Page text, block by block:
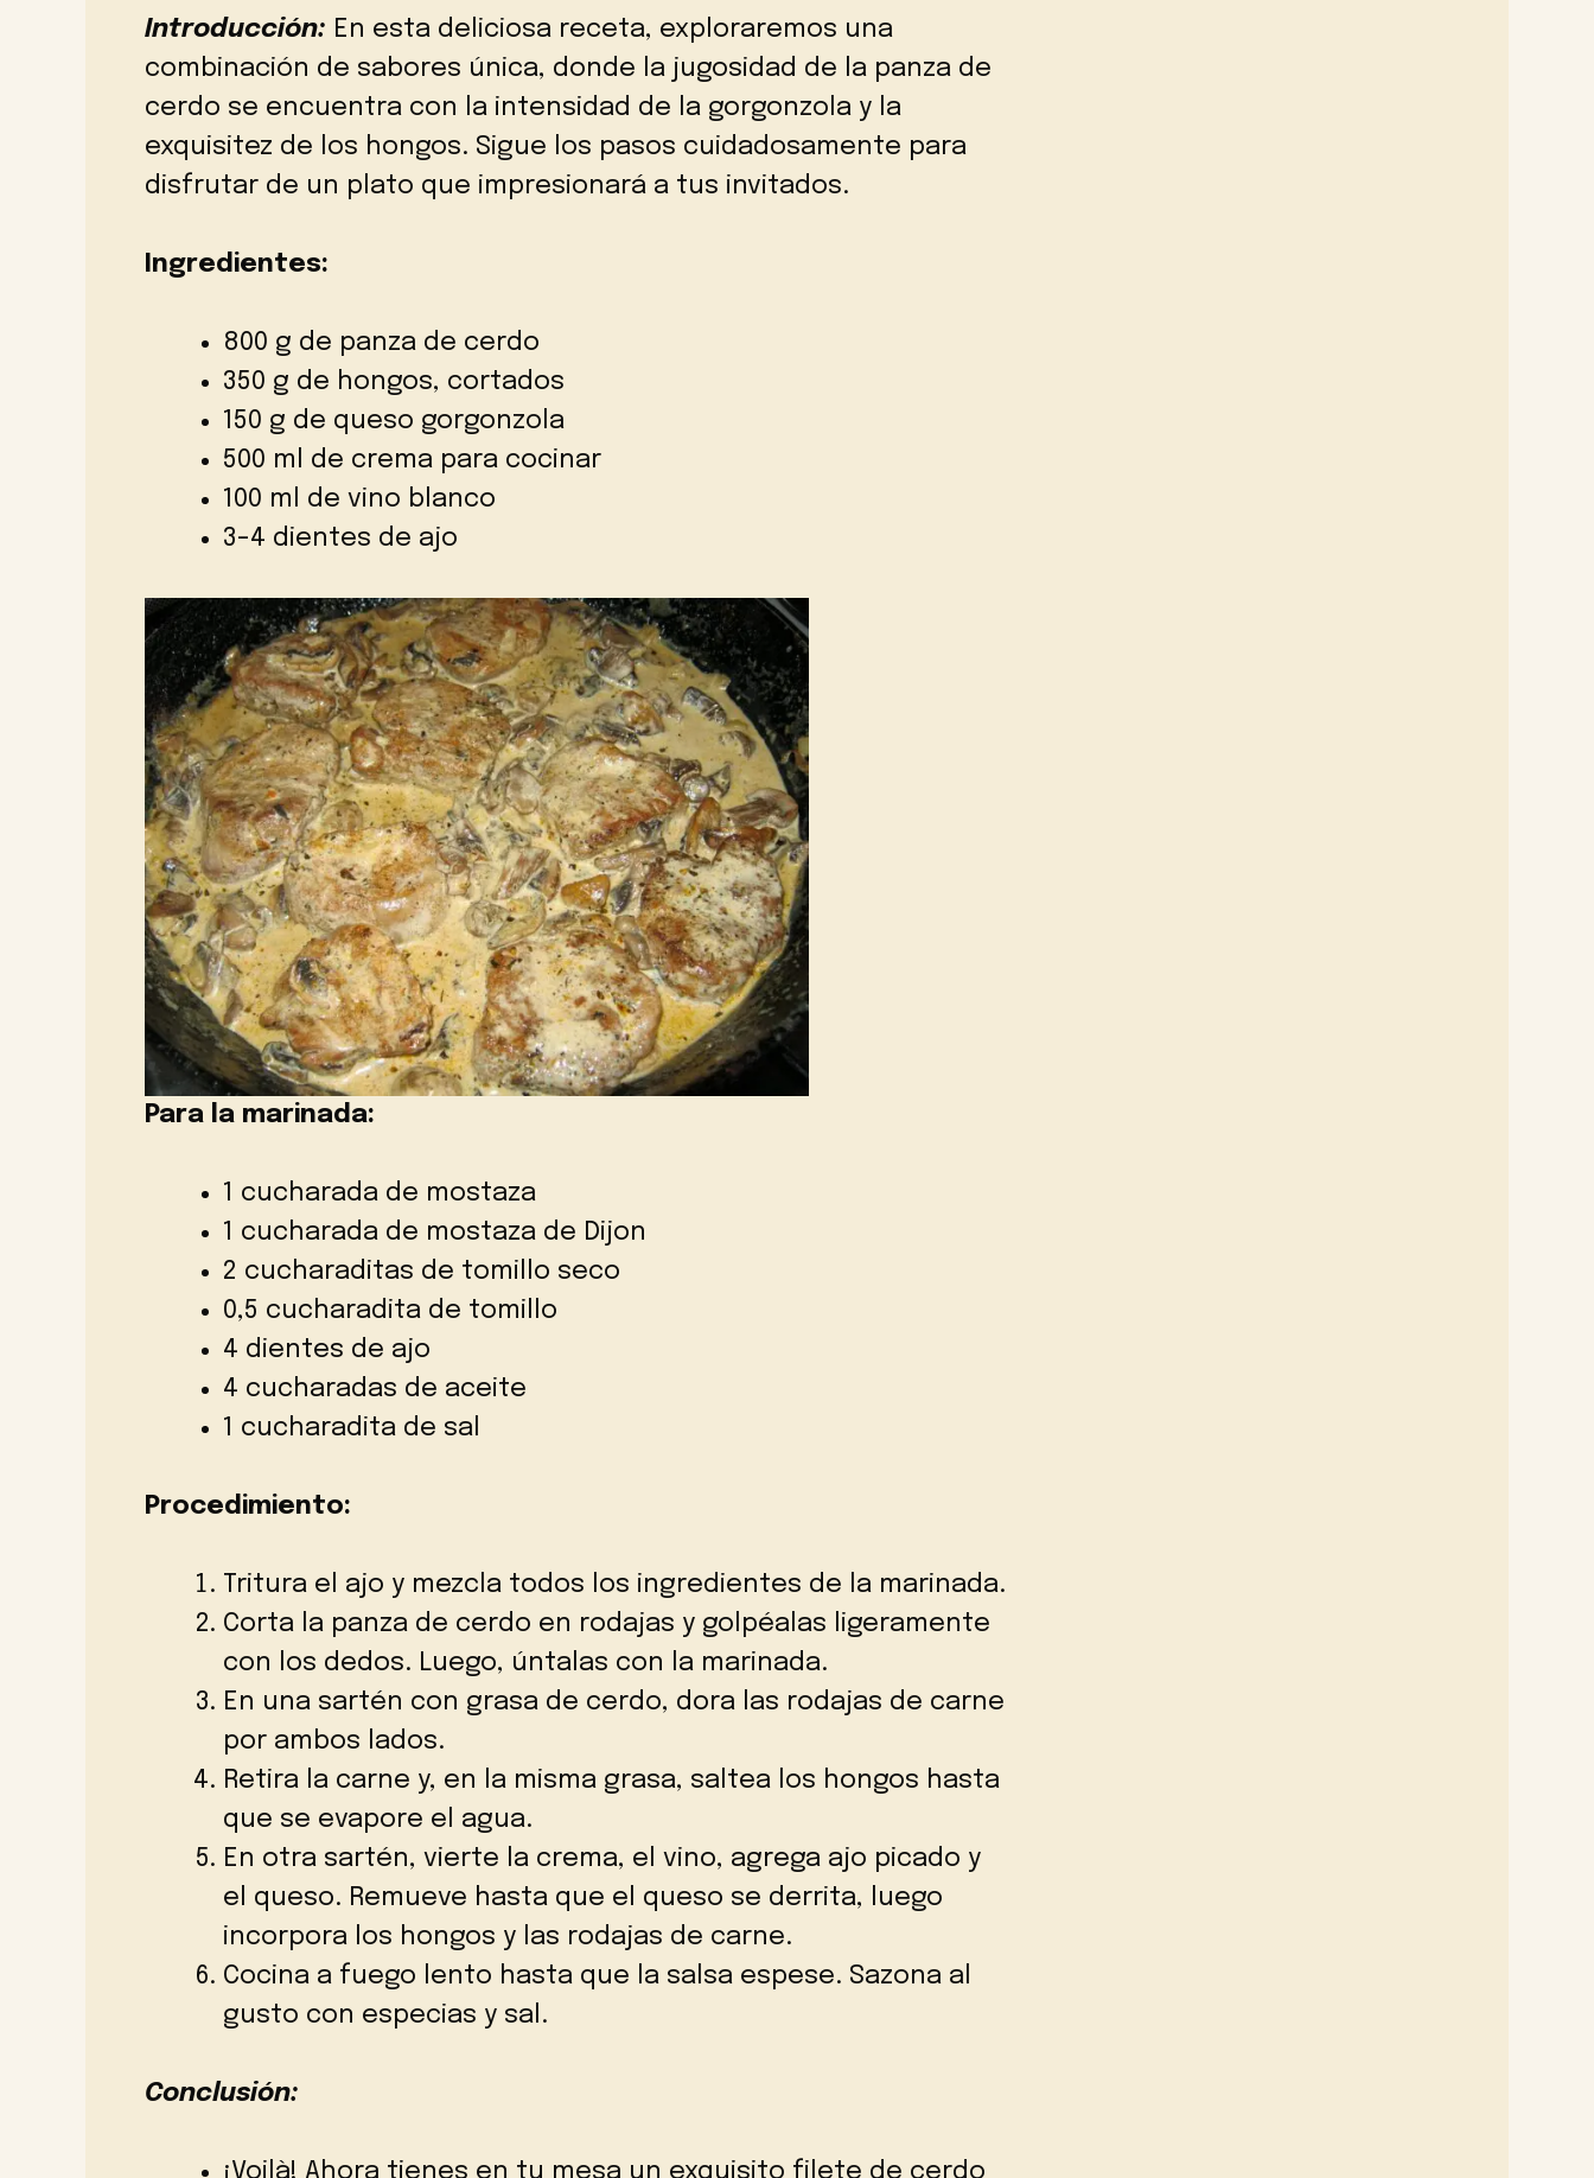
Introducción: En esta deliciosa receta, exploraremos una
combinación de sabores única, donde la jugosidad de la panza de
cerdo se encuentra con la intensidad de la gorgonzola y la
exquisitez de los hongos. Sigue los pasos cuidadosamente para
disfrutar de un plato que impresionará a tus invitados.
Ingredientes:
800 g de panza de cerdo
350 g de hongos, cortados
150 g de queso gorgonzola
500 ml de crema para cocinar
100 ml de vino blanco
3-4 dientes de ajo
Para la marinada:
1 cucharada de mostaza
1 cucharada de mostaza de Dijon
2 cucharaditas de tomillo seco
0,5 cucharadita de tomillo
4 dientes de ajo
4 cucharadas de aceite
1 cucharadita de sal
Procedimiento:
Tritura el ajo y mezcla todos los ingredientes de la marinada.
Corta la panza de cerdo en rodajas y golpéalas ligeramente
con los dedos. Luego, úntalas con la marinada.
En una sartén con grasa de cerdo, dora las rodajas de carne
por ambos lados.
Retira la carne y, en la misma grasa, saltea los hongos hasta
que se evapore el agua.
En otra sartén, vierte la crema, el vino, agrega ajo picado y
el queso. Remueve hasta que el queso se derrita, luego
incorpora los hongos y las rodajas de carne.
Cocina a fuego lento hasta que la salsa espese. Sazona al
gusto con especias y sal.
Conclusión:
¡Voilà! Ahora tienes en tu mesa un exquisito filete de cerdo